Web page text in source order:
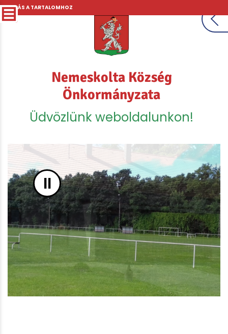
UGRÁS A TARTALOMHOZ
Nemeskolta Község
Önkormányzata
Üdvözlünk weboldalunkon!
II